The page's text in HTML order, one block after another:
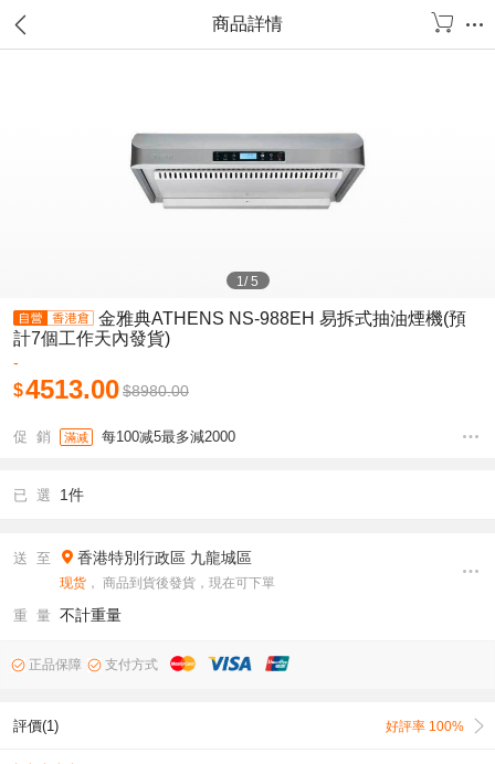
商品詳情
1/5
金雅典ATHENS NS-988EH 易拆式抽油煙機(預
計7個工作天內發貨)
-
$4513.00$8980.00
促 銷 滿减 每100减5最多減2000
已 選 1件
送 至 香港特別行政區 九龍城區
现货 ， 商品到貨後發貨，現在可下單
重 量 不計重量
正品保障 支付方式
評價(1) 好評率 100%